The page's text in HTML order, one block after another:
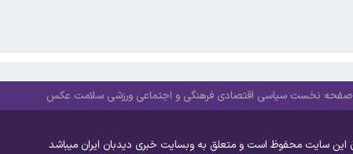
صفحه نخست سیاسی اقتصادی فرهنگی و اجتماعی ورزشی سلامت عکس
این سایت محفوظ است و متعلق به وبسایت خبری دیدبان ایران میباشد